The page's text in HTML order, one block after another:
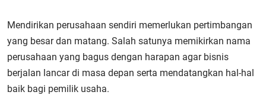
Mendirikan perusahaan sendiri memerlukan pertimbangan
yang besar dan matang. Salah satunya memikirkan nama
perusahaan yang bagus dengan harapan agar bisnis
berjalan lancar di masa depan serta mendatangkan hal-hal
baik bagi pemilik usaha.